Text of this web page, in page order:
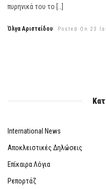
πυρηνικά του το […]
Όλγα Αριστείδου Posted On 23
International News
Αποκλειστικές Δηλώσεις
Επίκαιρα Λόγια
Ρεπορτάζ